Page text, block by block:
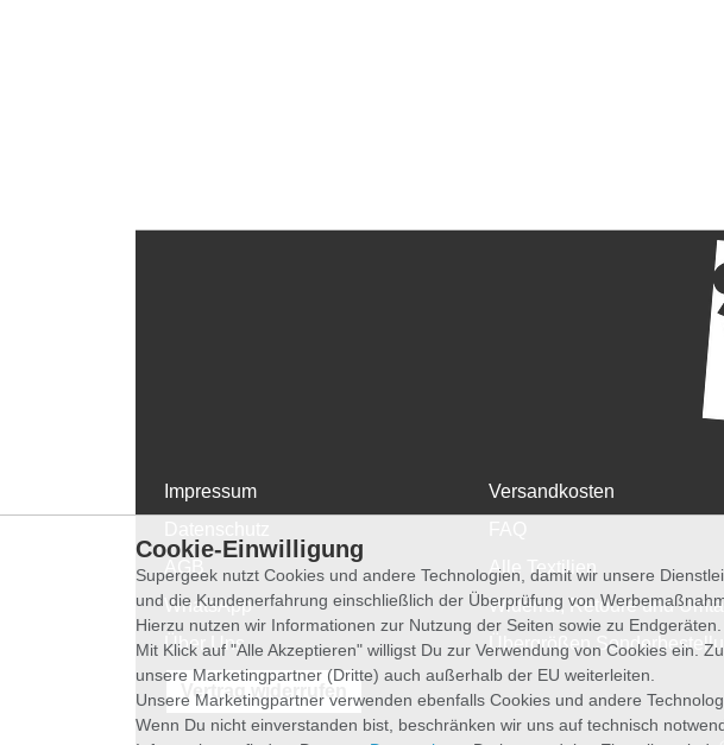
Impressum
WhatsApp
Über Uns
Versandkosten
Alle Textilien
Widerruf, Retoure und
Übergrößen
Vertrag widerrufen
Cookie-Einwilligung
Supergeek nutzt Cookies und andere Technologien, damit wir unsere
und die Kundenerfahrung einschließlich der Überprüfung von
Hierzu nutzen wir Informationen zur Nutzung der Seiten sowie zu Endgeräten.
Mit Klick auf "Alle Akzeptieren" willigst Du zur Verwendung von Cookies ein.
unsere Marketingpartner (Dritte) auch außerhalb der EU weiterleiten.
Unsere Marketingpartner verwenden ebenfalls Cookies und andere
Wenn Du nicht einverstanden bist, beschränken wir uns auf technisch